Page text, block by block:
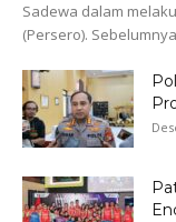
Sadewa dalam
(Persero).